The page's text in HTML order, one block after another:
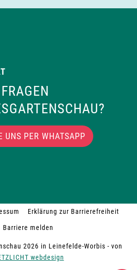
UNS PER WHATSAPP
2026 in Leinefelde-Worbis - von
webdesign
Erklärung zur Barrierefreiheit
Barriere melden